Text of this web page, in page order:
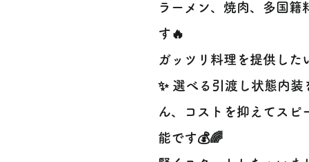
ラーメン、焼肉、多国籍
す🔥
ガッツリ料理を提供した
✨ 選べる引渡し状態内
ん、コストを抑えてスピ
能です💰🌈